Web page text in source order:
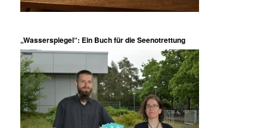
„Wasserspiegel“: Ein Buch für die Seenotrettung